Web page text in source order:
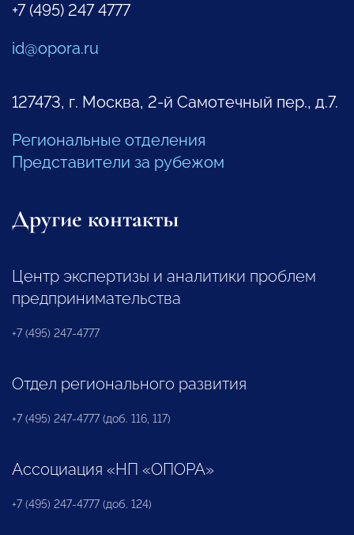
+7 (495) 247 4777
id@opora.ru
127473, г. Москва, 2-й Самотечный пер., д.7.
Региональные отделения
Представители за рубежом
Другие контакты
Центр экспертизы и аналитики проблем
предпринимательства
+7 (495) 247-4777
Отдел регионального развития
+7 (495) 247-4777 (доб. 116, 117)
Ассоциация «НП «ОПОРА»
+7 (495) 247-4777 (доб. 124)